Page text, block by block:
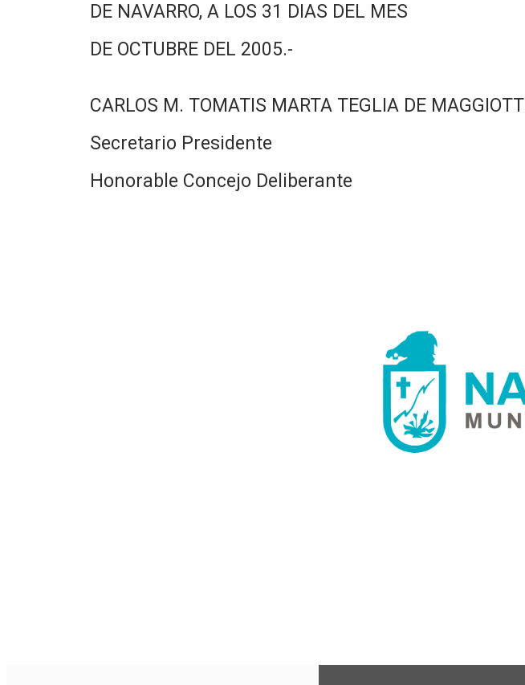
DE NAVARRO, A LOS 31 DIAS DEL MES
DE OCTUBRE DEL 2005.-
CARLOS M. TOMATIS MARTA TEGLIA DE MAGGIOTTI
Secretario Presidente
Honorable Concejo Deliberante